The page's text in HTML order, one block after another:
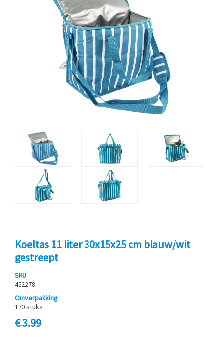
Koeltas 11 liter 30x15x25 cm blauw/wit
gestreept
SKU
452278
Omverpakking
170 stuks
€ 3.99